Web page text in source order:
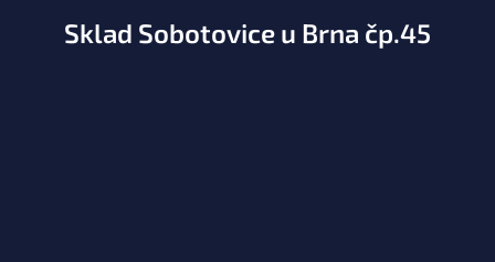
Sklad Sobotovice u Brna čp.45